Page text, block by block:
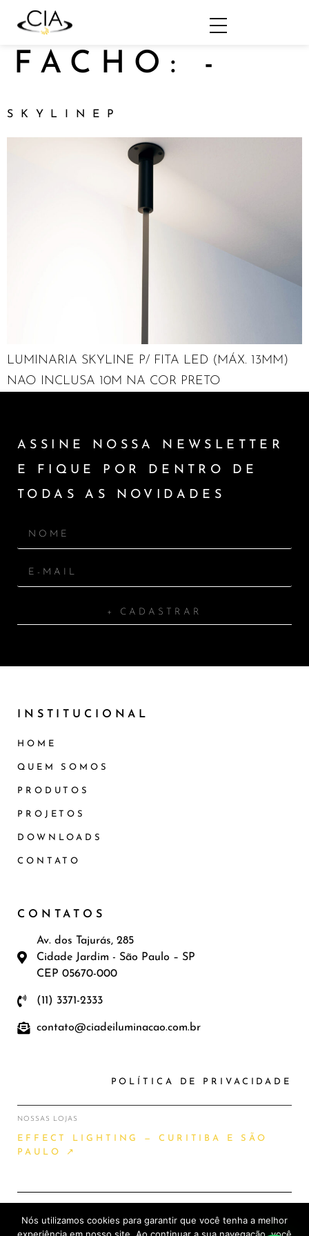
FACHO: -
SKYLINEP
LUMINARIA SKYLINE P/ FITA LED (MÁX. 13MM)
NAO INCLUSA 10M NA COR PRETO
ASSINE NOSSA NEWSLETTER
E FIQUE POR DENTRO DE
TODAS AS NOVIDADES
+ CADASTRAR
INSTITUCIONAL
HOME
QUEM SOMOS
PRODUTOS
PROJETOS
DOWNLOADS
CONTATO
CONTATOS
Av. dos Tajurás, 285
Cidade Jardim - São Paulo – SP
CEP 05670-000
(11) 3371-2333
contato@ciadeiluminacao.com.br
POLÍTICA DE PRIVACIDADE
NOSSAS LOJAS
EFFECT LIGHTING — CURITIBA E SÃO
PAULO ↗
2026 © CIA DE ILUMINAÇÃO |
Nós utilizamos cookies para garantir que você tenha a melhor